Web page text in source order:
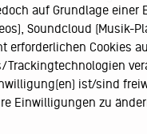
auf Grundlage
Soundcloud (Musik-
Cookies
ist/sind
Einwilligungen zu